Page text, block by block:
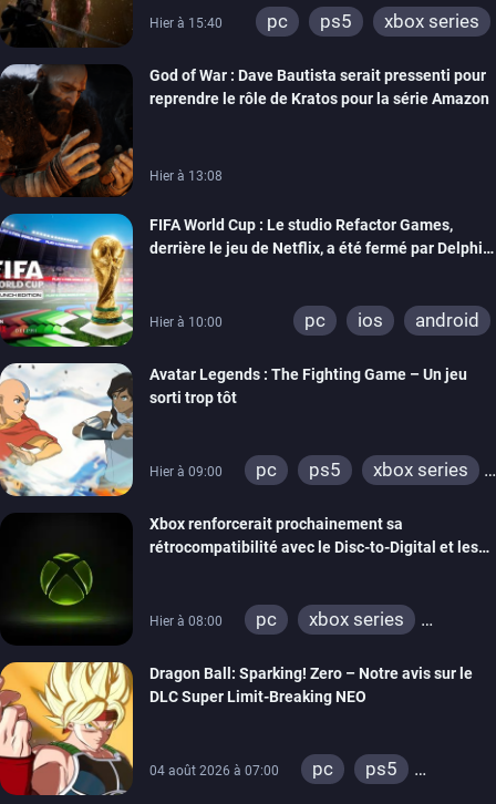
Hier à 15:40 pc ps5 xbox series
God of War : Dave Bautista serait pressenti pour
reprendre le rôle de Kratos pour la série Amazon
Hier à 13:08
FIFA World Cup : Le studio Refactor Games,
derrière le jeu de Netflix, a été fermé par Delphi
Hier à 10:00 pc ios android
Avatar Legends : The Fighting Game – Un jeu
sorti trop tôt
Hier à 09:00 pc ps5
xbox series
Xbox renforcerait prochainement sa
rétrocompatibilité avec le Disc-to-Digital et les
Hier à 08:00 pc
xbox series
Dragon Ball: Sparking! Zero – Notre avis sur le
DLC Super Limit-Breaking NEO
04 août 2026 à 07:00 pc
ps5